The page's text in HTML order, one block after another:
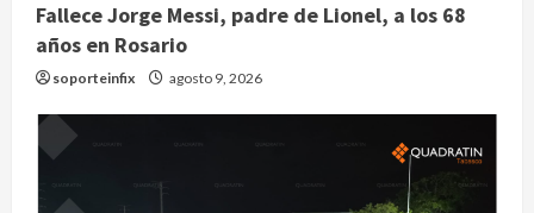
Fallece Jorge Messi, padre de Lionel, a los 68
años en Rosario
soporteinfix agosto 9, 2026